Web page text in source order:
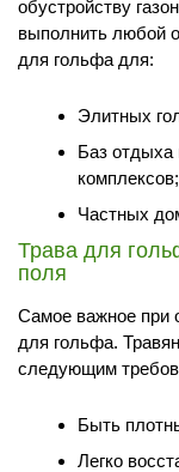
+7 (495)
обустройству
выполнить любой
для гольфа для:
Элитных
Баз отдыха
комплексов;
Частных
Трава для
поля
Самое важное при
для гольфа.
следующим
Быть
Легко